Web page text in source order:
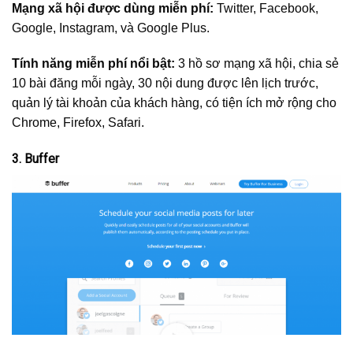
Mạng xã hội được dùng miễn phí: Twitter, Facebook,
Google, Instagram, và Google Plus.
Tính năng miễn phí nổi bật: 3 hồ sơ mạng xã hội, chia sẻ
10 bài đăng mỗi ngày, 30 nội dung được lên lịch trước,
quản lý tài khoản của khách hàng, có tiện ích mở rộng cho
Chrome, Firefox, Safari.
3. Buffer